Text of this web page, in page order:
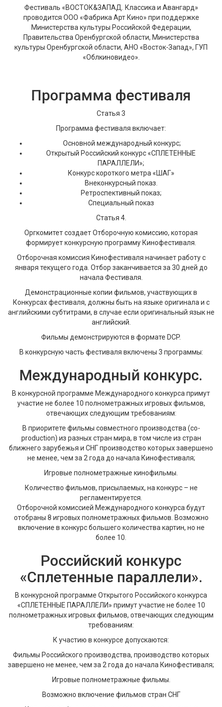
Фестиваль «ВОСТОК&ЗАПАД. Классика и Авангард»
проводится ООО «Фабрика Арт Кино» при поддержке
Министерства культуры Российской Федерации,
Правительства Оренбургской области, Министерства
культуры Оренбургской области, АНО «Восток-Запад», ГУП
«Облкиновидео».
Программа фестиваля
Статья 3
Программа фестиваля включает:
Основной международный конкурс;
Открытый Российский конкурс «СПЛЕТЕННЫЕ
ПАРАЛЛЕЛИ»;
Конкурс короткого метра «ШАГ»
Внеконкурсный показ.
Ретроспективный показ;
Специальный показ
Статья 4.
Оргкомитет создает Отборочную комиссию, которая
формирует конкурсную программу Кинофестиваля.
Отборочная комиссия Кинофестиваля начинает работу с
января текущего года. Отбор заканчивается за 30 дней до
начала Фестиваля.
Демонстрационные копии фильмов, участвующих в
Конкурсах фестиваля, должны быть на языке оригинала и с
английскими субтитрами, в случае если оригинальный язык не
английский.
Фильмы демонстрируются в формате DCP.
В конкурсную часть фестиваля включены 3 программы:
Международный конкурс.
В конкурсной программе Международного конкурса примут
участие не более 10 полнометражных игровых фильмов,
отвечающих следующим требованиям:
В приоритете фильмы совместного производства (co-
production) из разных стран мира, в том числе из стран
ближнего зарубежья и СНГ производство которых завершено
не менее, чем за 2 года до начала Кинофестиваля;
Игровые полнометражные кинофильмы.
Количество фильмов, присылаемых, на конкурс – не
регламентируется.
Отборочной комиссией Международного конкурса будут
отобраны 8 игровых полнометражных фильмов. Возможно
включение в конкурс большего количества картин, но не
более 10.
Российский конкурс
«Сплетенные параллели».
В конкурсной программе Открытого Российского конкурса
«СПЛЕТЕННЫЕ ПАРАЛЛЕЛИ» примут участие не более 10
полнометражных игровых фильмов, отвечающих следующим
требованиям:
К участию в конкурсе допускаются:
Фильмы Российского производства, производство которых
завершено не менее, чем за 2 года до начала Кинофестиваля;
Игровые полнометражные фильмы.
Возможно включение фильмов стран СНГ